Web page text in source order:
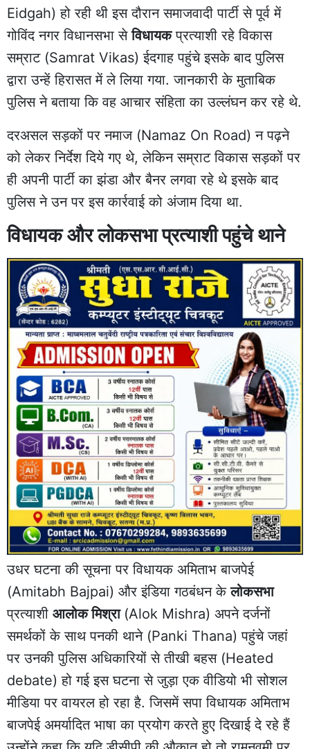
Eidgah) हो रही थी इस दौरान समाजवादी पार्टी से पूर्व में
गोविंद नगर विधानसभा सेविधायकप्रत्याशी रहे विकास
सम्राट (Samrat Vikas) ईदगाह पहुंचे इसके बाद पुलिस
द्वारा उन्हें हिरासत में ले लिया गया. जानकारी के मुताबिक
पुलिस ने बताया कि वह आचार संहिता का उल्लंघन कर रहे थे.
दरअसल सड़कों पर नमाज (Namaz On Road) न पढ़ने
को लेकर निर्देश दिये गए थे, लेकिन सम्राट विकास सड़कों पर
ही अपनी पार्टी का झंडा और बैनर लगवा रहे थे इसके बाद
पुलिस ने उन पर इस कार्रवाई को अंजाम दिया था.
विधायक और लोकसभा प्रत्याशी पहुंचे थाने
उधर घटना की सूचना पर विधायक अमिताभ बाजपेई
(Amitabh Bajpai) और इंडिया गठबंधन केलोकसभा
प्रत्याशी आलोक मिश्रा (Alok Mishra) अपने दर्जनों
समर्थकों के साथ पनकी थाने (Panki Thana) पहुंचे जहां
पर उनकी पुलिस अधिकारियों से तीखी बहस (Heated
debate) हो गई इस घटना से जुड़ा एक वीडियो भी सोशल
मीडिया पर वायरल हो रहा है. जिसमें सपा विधायक अमिताभ
बाजपेई अमर्यादित भाषा का प्रयोग करते हुए दिखाई दे रहे हैं